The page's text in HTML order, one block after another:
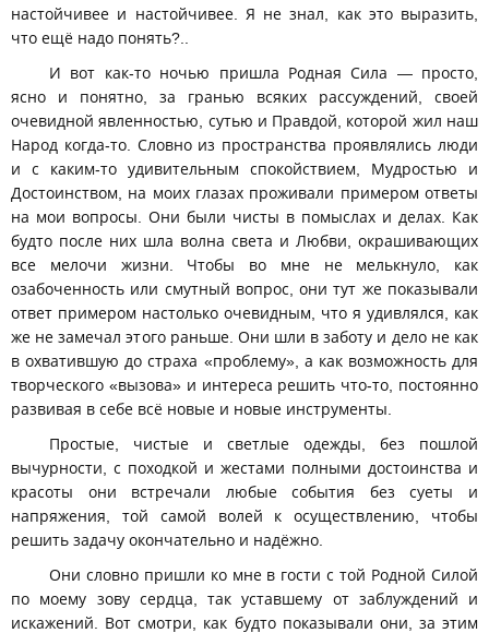
настойчивее и настойчивее. Я не знал, как это выразить,
что ещё надо понять?..
И вот как-то ночью пришла Родная Сила — просто,
ясно и понятно, за гранью всяких рассуждений, своей
очевидной явленностью, сутью и Правдой, которой жил наш
Народ когда-то. Словно из пространства проявлялись люди
и с каким-то удивительным спокойствием, Мудростью и
Достоинством, на моих глазах проживали примером ответы
на мои вопросы. Они были чисты в помыслах и делах. Как
будто после них шла волна света и Любви, окрашивающих
все мелочи жизни. Чтобы во мне не мелькнуло, как
озабоченность или смутный вопрос, они тут же показывали
ответ примером настолько очевидным, что я удивлялся, как
же не замечал этого раньше. Они шли в заботу и дело не как
в охватившую до страха «проблему», а как возможность для
творческого «вызова» и интереса решить что-то, постоянно
развивая в себе всё новые и новые инструменты.
Простые, чистые и светлые одежды, без пошлой
вычурности, с походкой и жестами полными достоинства и
красоты они встречали любые события без суеты и
напряжения, той самой волей к осуществлению, чтобы
решить задачу окончательно и надёжно.
Они словно пришли ко мне в гости с той Родной Силой
по моему зову сердца, так уставшему от заблуждений и
искажений. Вот смотри, как будто показывали они, за этим